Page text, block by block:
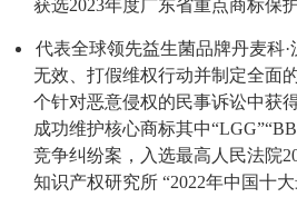
获选2023年度广东省重点商标保
代表全球领先益生菌品牌丹麦科
无效、打假维权行动并制定全面
个针对恶意侵权的民事诉讼中获
成功维护核心商标其中
竞争纠纷案，入选最高人民法院
知识产权研究所 “2022年中国十